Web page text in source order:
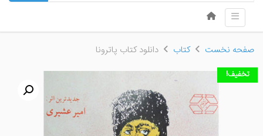
Menu
Skip to content
Toggle navigation
صفحه نخست کتاب دانلود کتاب پاترونا
تخفیف!